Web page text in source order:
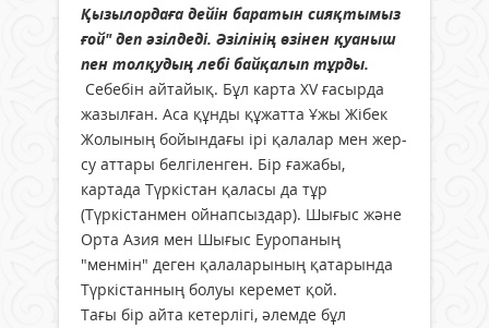
Қызылордаға дейін баратын сияқтымыз
ғой" деп әзілдеді. Әзілінің өзінен қуаныш
пен толқудың лебі байқалып тұрды.
Себебін айтайық. Бұл карта XV ғасырда
жазылған. Аса құнды құжатта Ұжы Жібек
Жолының бойындағы ірі қалалар мен жер-
су аттары белгіленген. Бір ғажабы,
картада Түркістан қаласы да тұр
(Түркістанмен ойнапсыздар). Шығыс және
Орта Азия мен Шығыс Еуропаның
"менмін" деген қалаларының қатарында
Түркістанның болуы керемет қой.
Тағы бір айта кетерлігі, әлемде бұл